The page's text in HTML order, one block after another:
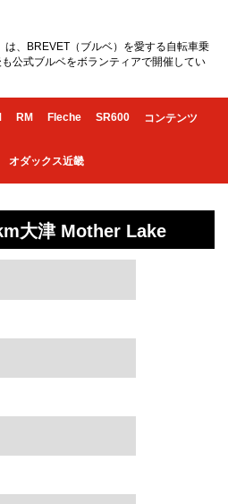
、BREVET（ブルベ）を愛する自転車乗
公式ブルベをボランティアで開催してい
RM Fleche SR600 コンテンツ
オダックス近畿
大津 Mother Lake